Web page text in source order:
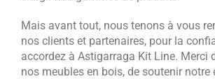
Mais avant tout, nous tenons à vous
nos clients et partenaires, pour la
accordez à Astigarraga Kit Line. Merci
nos meubles en bois, de soutenir notre